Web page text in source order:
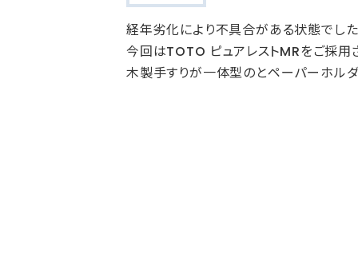
経年劣化により不具合がある状態でした
今回はTOTO ピュアレストMRをご採用
木製手すりが一体型のとペーパーホル